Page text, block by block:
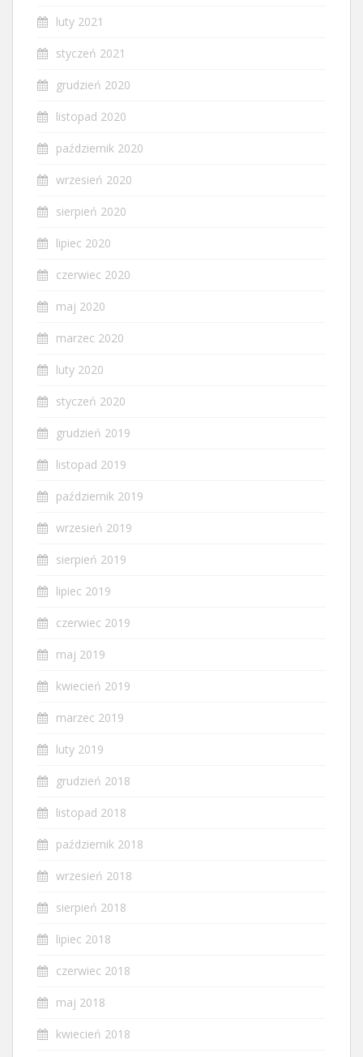
luty 2021
styczeń 2021
grudzień 2020
listopad 2020
październik 2020
wrzesień 2020
sierpień 2020
lipiec 2020
czerwiec 2020
maj 2020
marzec 2020
luty 2020
styczeń 2020
grudzień 2019
listopad 2019
październik 2019
wrzesień 2019
sierpień 2019
lipiec 2019
czerwiec 2019
maj 2019
kwiecień 2019
marzec 2019
luty 2019
grudzień 2018
listopad 2018
październik 2018
wrzesień 2018
sierpień 2018
lipiec 2018
czerwiec 2018
maj 2018
kwiecień 2018